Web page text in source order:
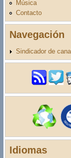
Música
Contacto
Navegación
Sindicador de
Idiomas